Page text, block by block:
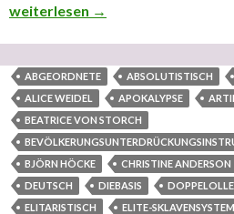
Die Mogelpackungen „AfD“ und
weiterlesen →
ABGEORDNETE ABSOLUTISTISCH
ALICE WEIDEL
APOKALYPSE
BEATRICE VON STORCH
BJÖRN HÖCKE
CHRISTINE ANDERSON
DEUTSCH
DIEBASIS DOPPELOLLE
ELITARISTISCH
ELITE-SKLAVENSYSTEM